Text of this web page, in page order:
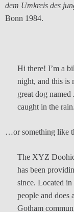
dem Umkreis des
Bonn 1984.
Hi there! I’m a
night, and this is
great dog
caught in the
…or something like
The XYZ
has been
since. Located
people and does
Gotham